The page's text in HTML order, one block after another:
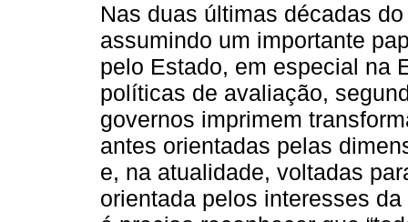
Nas duas últimas décadas
assumindo um importante
pelo Estado, em especial na
políticas de avaliação,
governos imprimem
antes orientadas pelas
e, na atualidade, voltadas
orientada pelos interesses